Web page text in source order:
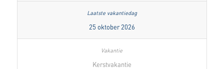
25 oktober 2026
Kerstvakantie